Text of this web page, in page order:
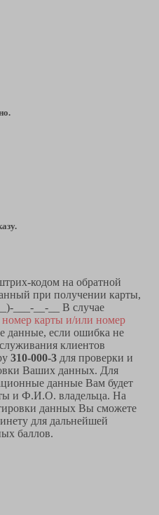
кодом на обратной
при получении карты,
___-__-__ В случае
карты и/или номер
данные, если ошибка не
клиентов
310-000-3 для проверки и
Ваших данных. Для
данные Вам будет
и Ф.И.О. владельца. На
данных Вы сможете
для дальнейшей
баллов.